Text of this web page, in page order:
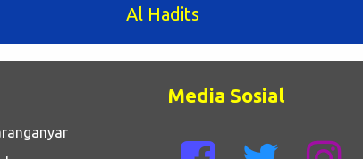
Al Hadits
Media Sosial